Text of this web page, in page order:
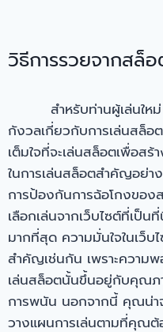
วิธีการรวยจากสล็
สำหรับท่านผู้เล่นใหม่
กังวลเกี่ยวกับการเล่นสล็อ
เต็มใจที่จะเล่นสล็อตเพื่อส
ในการเล่นสล็อตสำคัญอย่
การป้องกันการฉ้อโกงขอ
เลือกเล่นจากเว็บไซต์ที่เป็
มากที่สุด ความมั่นใจในเว็บ
สำคัญเช่นกัน เพราะความ
เล่นสล็อตนั้นขึ้นอยู่กับคุณภ
การพนัน นอกจากนี้ คุณน่าจ
วางแผนการเล่นตามที่คุณต้